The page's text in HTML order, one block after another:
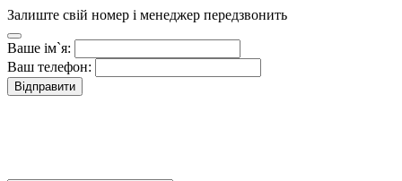
Залиште свій номер і менеджер передзвонить
Ваше ім`я:
Ваш телефон:
Відправити